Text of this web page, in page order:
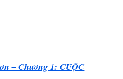
– Chương 1: CUỘC